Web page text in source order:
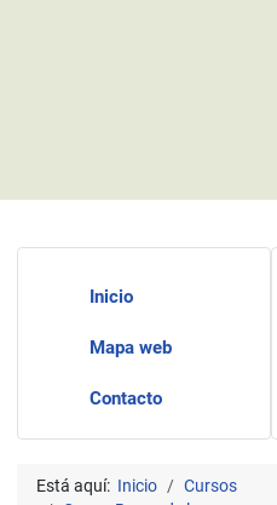
Inicio
Mapa web
Contacto
Está aquí: Inicio
Cursos